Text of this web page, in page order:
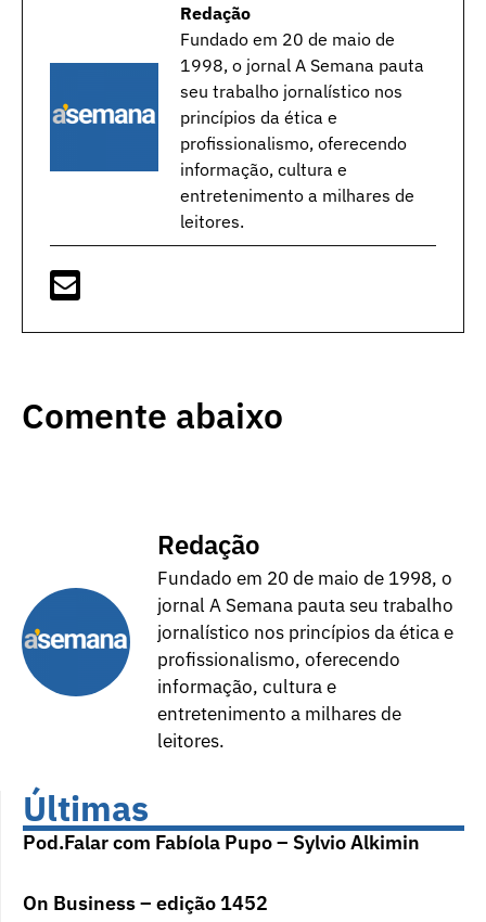
Redação
Fundado em 20 de maio de
1998, o jornal A Semana pauta
seu trabalho jornalístico nos
princípios da ética e
profissionalismo, oferecendo
informação, cultura e
entretenimento a milhares de
leitores.
Comente abaixo
Redação
Fundado em 20 de maio de 1998, o
jornal A Semana pauta seu trabalho
jornalístico nos princípios da ética e
profissionalismo, oferecendo
informação, cultura e
entretenimento a milhares de
leitores.
Últimas
Pod.Falar com Fabíola Pupo – Sylvio Alkimin
On Business – edição 1452